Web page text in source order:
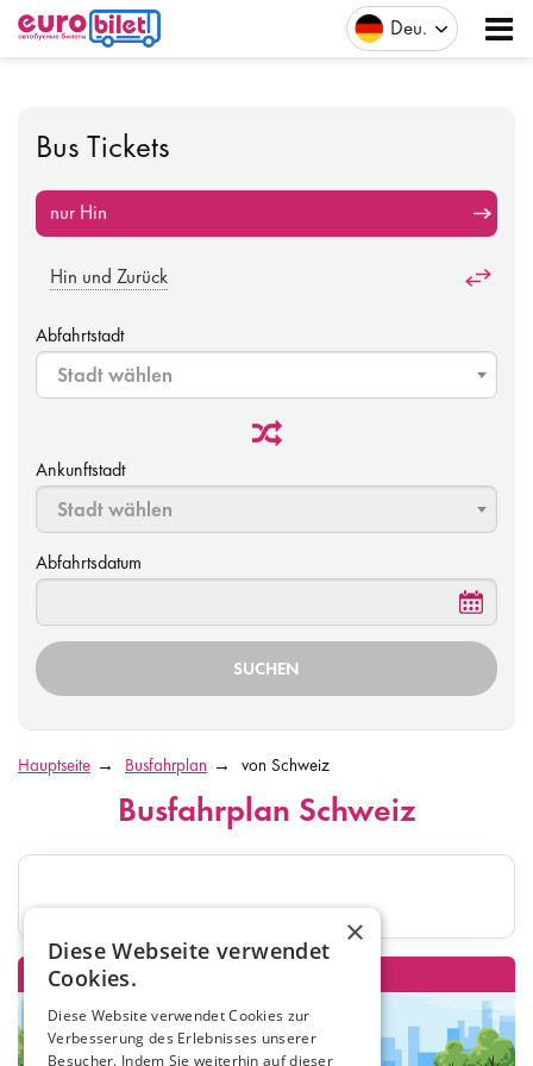
Deu
Bus Tickets
nur Hin
Hin und Zurück
Abfahrtstadt
Stadt wählen
Ankunftstadt
Stadt wählen
Abfahrtsdatum
Hauptseite Busfahrplan von Schweiz
Busfahrplan Schweiz
×
Diese Webseite verwendet
Cookies.
Diese Website verwendet Cookies zur
Verbesserung des Erlebnisses unserer
Besucher. Indem Sie weiterhin auf dieser